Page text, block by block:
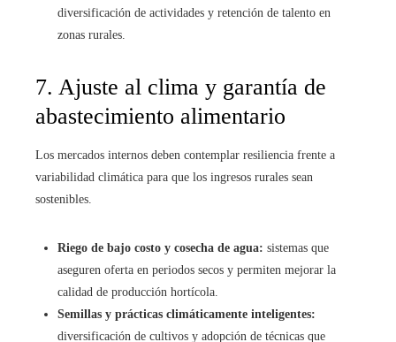
diversificación de actividades y retención de talento en
zonas rurales.
7. Ajuste al clima y garantía de
abastecimiento alimentario
Los mercados internos deben contemplar resiliencia frente a
variabilidad climática para que los ingresos rurales sean
sostenibles.
Riego de bajo costo y cosecha de agua: sistemas que
aseguren oferta en periodos secos y permiten mejorar la
calidad de producción hortícola.
Semillas y prácticas climáticamente inteligentes:
diversificación de cultivos y adopción de técnicas que